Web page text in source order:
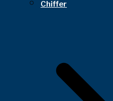
Chiffer